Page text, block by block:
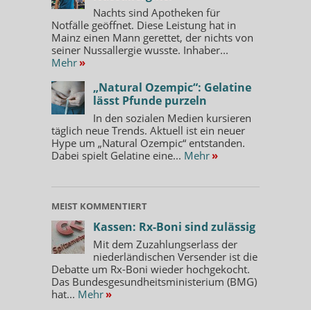
Nachts sind Apotheken für
Notfälle geöffnet. Diese Leistung hat in
Mainz einen Mann gerettet, der nichts von
seiner Nussallergie wusste. Inhaber...
Mehr »
„Natural Ozempic“: Gelatine
lässt Pfunde purzeln
In den sozialen Medien kursieren
täglich neue Trends. Aktuell ist ein neuer
Hype um „Natural Ozempic“ entstanden.
Dabei spielt Gelatine eine... Mehr »
MEIST KOMMENTIERT
Kassen: Rx-Boni sind zulässig
Mit dem Zuzahlungserlass der
niederländischen Versender ist die
Debatte um Rx-Boni wieder hochgekocht.
Das Bundesgesundheitsministerium (BMG)
hat... Mehr »